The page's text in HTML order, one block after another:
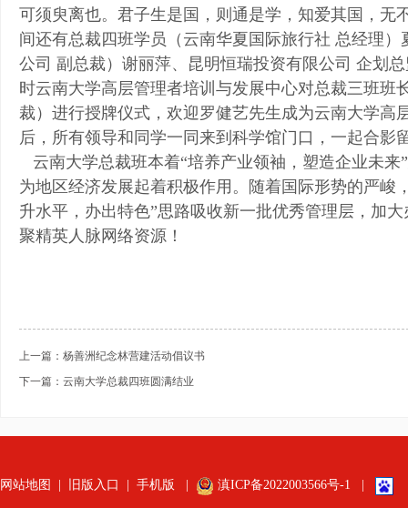
可须臾离也。君子生是国，则通是学，知爱其国，无
间还有总裁四班学员（云南华夏国际旅行社 总经理
公司 副总裁）谢丽萍、昆明恒瑞投资有限公司 企划
时云南大学高层管理者培训与发展中心对总裁三班班
裁）进行授牌仪式，欢迎罗健艺先生成为云南大学高
后，所有领导和同学一同来到科学馆门口，一起合影
云南大学总裁班本着“培养产业领袖，塑造企业未
为地区经济发展起着积极作用。随着国际形势的严峻
升水平，办出特色”思路吸收新一批优秀管理层，加
聚精英人脉网络资源！
上一篇：杨善洲纪念林营建活动倡议书
下一篇：云南大学总裁四班圆满结业
网站地图 旧版入口 手机版 滇ICP备2022003566号-1